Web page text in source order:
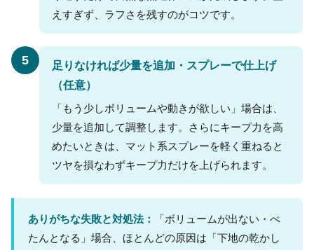
えすぎず、ラフさを残すのがコツです。
5
足りなければ少量を追加・スプレーで仕上げ
（任意）
「もう少しボリュームや動きが欲しい」場合は、
少量を追加して調整します。さらにキープ力を高
めたいときは、マット系スプレーを軽く重ねると
ツヤを損なわずキープ力だけを上げられます。
ありがちな失敗と対処法：
「ボリュームが出ない・ぺ
たんとなる」場合、ほとんどの原因は「下地の乾かし